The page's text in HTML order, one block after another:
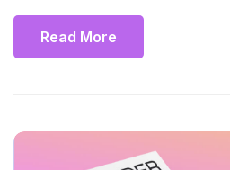
Read More